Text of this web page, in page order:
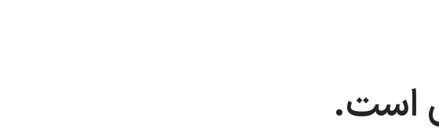
است.